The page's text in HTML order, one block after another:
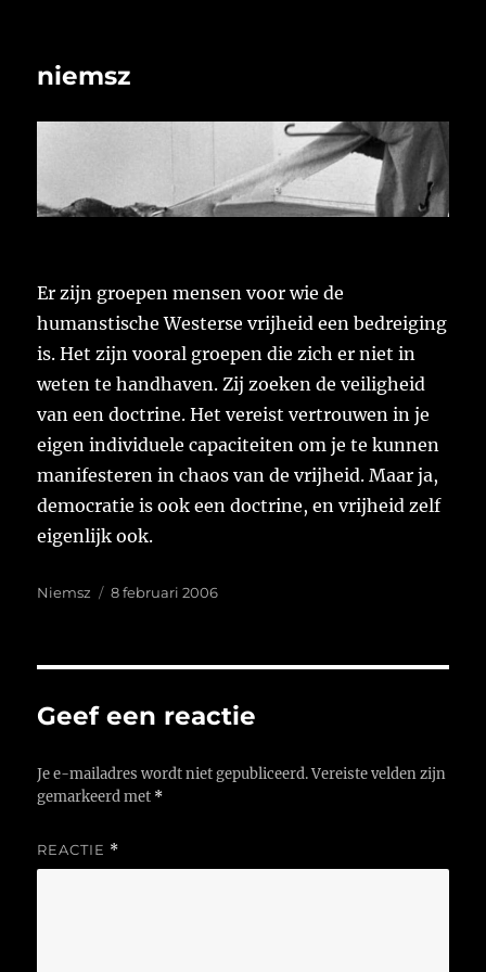
niemsz
Er zijn groepen mensen voor wie de
humanstische Westerse vrijheid een bedreiging
is. Het zijn vooral groepen die zich er niet in
weten te handhaven. Zij zoeken de veiligheid
van een doctrine. Het vereist vertrouwen in je
eigen individuele capaciteiten om je te kunnen
manifesteren in chaos van de vrijheid. Maar ja,
democratie is ook een doctrine, en vrijheid zelf
eigenlijk ook.
Auteur
Niemsz
Geplaatst
8 februari 2006
Geef een reactie
Je e-mailadres wordt niet gepubliceerd. Vereiste velden zijn
gemarkeerd met *
REACTIE *